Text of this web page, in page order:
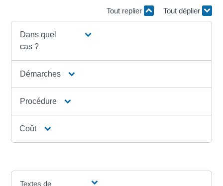
Tout replier
Tout déplier
Dans quel
cas ?
Démarches
Procédure
Coût
Textes de